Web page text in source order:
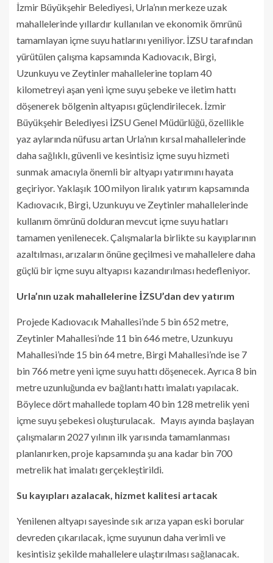
İzmir Büyükşehir Belediyesi, Urla’nın merkeze uzak
mahallelerinde yıllardır kullanılan ve ekonomik ömrünü
tamamlayan içme suyu hatlarını yeniliyor. İZSU tarafından
yürütülen çalışma kapsamında Kadıovacık, Birgi,
Uzunkuyu ve Zeytinler mahallelerine toplam 40
kilometreyi aşan yeni içme suyu şebeke ve iletim hattı
döşenerek bölgenin altyapısı güçlendirilecek. İzmir
Büyükşehir Belediyesi İZSU Genel Müdürlüğü, özellikle
yaz aylarında nüfusu artan Urla’nın kırsal mahallelerinde
daha sağlıklı, güvenli ve kesintisiz içme suyu hizmeti
sunmak amacıyla önemli bir altyapı yatırımını hayata
geçiriyor. Yaklaşık 100 milyon liralık yatırım kapsamında
Kadıovacık, Birgi, Uzunkuyu ve Zeytinler mahallelerinde
kullanım ömrünü dolduran mevcut içme suyu hatları
tamamen yenilenecek. Çalışmalarla birlikte su kayıplarının
azaltılması, arızaların önüne geçilmesi ve mahallelere daha
güçlü bir içme suyu altyapısı kazandırılması hedefleniyor.
Urla’nın uzak mahallelerine İZSU’dan dev yatırım
Projede Kadıovacık Mahallesi’nde 5 bin 652 metre,
Zeytinler Mahallesi’nde 11 bin 646 metre, Uzunkuyu
Mahallesi’nde 15 bin 64 metre, Birgi Mahallesi’nde ise 7
bin 766 metre yeni içme suyu hattı döşenecek. Ayrıca 8 bin
metre uzunluğunda ev bağlantı hattı imalatı yapılacak.
Böylece dört mahallede toplam 40 bin 128 metrelik yeni
içme suyu şebekesi oluşturulacak. Mayıs ayında başlayan
çalışmaların 2027 yılının ilk yarısında tamamlanması
planlanırken, proje kapsamında şu ana kadar bin 700
metrelik hat imalatı gerçekleştirildi.
Su kayıpları azalacak, hizmet kalitesi artacak
Yenilenen altyapı sayesinde sık arıza yapan eski borular
devreden çıkarılacak, içme suyunun daha verimli ve
kesintisiz şekilde mahallelere ulaştırılması sağlanacak.